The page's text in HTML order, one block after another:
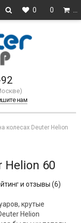
0 0
нам
колесах Deuter Helion
Helion 60
и отзывы (6)
крутые
Helion